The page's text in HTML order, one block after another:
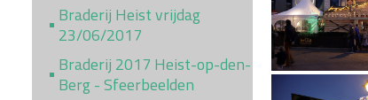
Braderij Heist vrijdag
23/06/2017
Braderij 2017 Heist-op-den-
Berg - Sfeerbeelden